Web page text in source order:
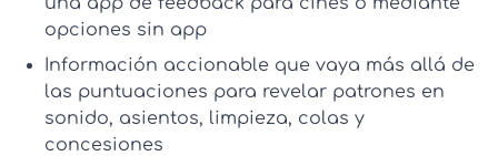
opciones sin app
Información accionable que vaya más allá de
las puntuaciones para revelar patrones en
sonido, asientos, limpieza, colas y
concesiones